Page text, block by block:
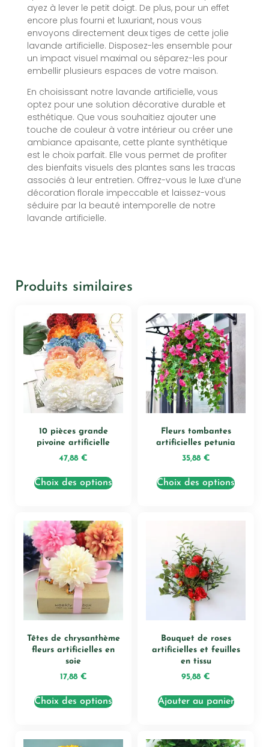
ayez à lever le petit doigt. De plus, pour un effet
encore plus fourni et luxuriant, nous vous
envoyons directement deux tiges de cette jolie
lavande artificielle. Disposez-les ensemble pour
un impact visuel maximal ou séparez-les pour
embellir plusieurs espaces de votre maison.
En choisissant notre lavande artificielle, vous
optez pour une solution décorative durable et
esthétique. Que vous souhaitiez ajouter une
touche de couleur à votre intérieur ou créer une
ambiance apaisante, cette plante synthétique
est le choix parfait. Elle vous permet de profiter
des bienfaits visuels des plantes sans les tracas
associés à leur entretien. Offrez-vous le luxe d’une
décoration florale impeccable et laissez-vous
séduire par la beauté intemporelle de notre
lavande artificielle.
Produits similaires
10 pièces grande
pivoine artificielle
47,88 €
Choix des options
Fleurs tombantes
artificielles petunia
35,88 €
Choix des options
Têtes de chrysanthème
fleurs artificielles en
soie
17,88 €
Choix des options
Bouquet de roses
artificielles et feuilles
en tissu
95,88 €
Ajouter au panier